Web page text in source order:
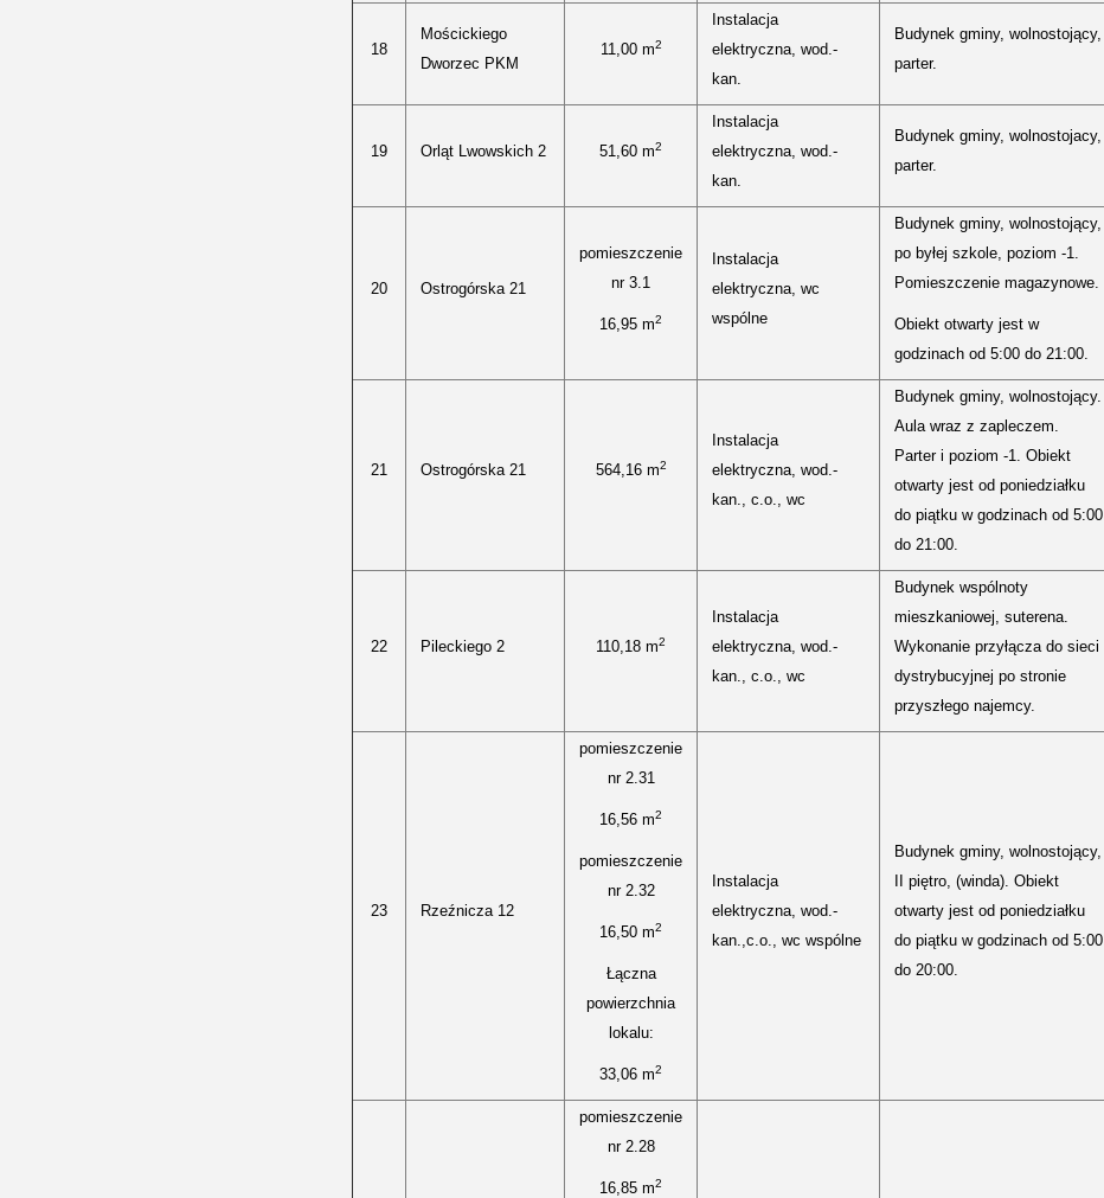
18
Mościckiego
Dworzec PKM
11,00 m2
Instalacja
elektryczna, wod.-
kan.
Budynek gminy, wolnostojący,
parter.
19 Orląt Lwowskich 2 51,60 m2
Instalacja
elektryczna, wod.-
kan.
Budynek gminy, wolnostojacy,
parter.
20 Ostrogórska 21
pomieszczenie
nr 3.1
16,95 m2
Instalacja
elektryczna, wc
wspólne
Budynek gminy, wolnostojący,
po byłej szkole, poziom -1.
Pomieszczenie magazynowe.
Obiekt otwarty jest w
godzinach od 5:00 do 21:00.
21 Ostrogórska 21 564,16 m2
Instalacja
elektryczna, wod.-
kan., c.o., wc
Budynek gminy, wolnostojący.
Aula wraz z zapleczem.
Parter i poziom -1. Obiekt
otwarty jest od poniedziałku
do piątku w godzinach od 5:00
do 21:00.
22 Pileckiego 2 110,18 m2
Instalacja
elektryczna, wod.-
kan., c.o., wc
Budynek wspólnoty
mieszkaniowej, suterena.
Wykonanie przyłącza do sieci
dystrybucyjnej po stronie
przyszłego najemcy.
23 Rzeźnicza 12
pomieszczenie
nr 2.31
16,56 m2
pomieszczenie
nr 2.32
16,50 m2
Łączna
powierzchnia
lokalu:
33,06 m2
Instalacja
elektryczna, wod.-
kan.,c.o., wc wspólne
Budynek gminy, wolnostojący,
II piętro, (winda). Obiekt
otwarty jest od poniedziałku
do piątku w godzinach od 5:00
do 20:00.
pomieszczenie
nr 2.28
16,85 m2